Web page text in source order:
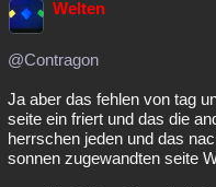
Welten
@Contragon
Ja aber das fehlen von tag
seite ein friert und das die
herrschen jeden und das
sonnen zugewandten seite